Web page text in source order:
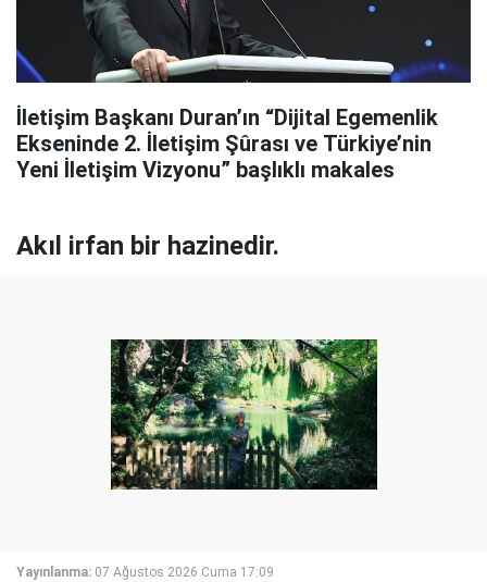
İletişim Başkanı Duran’ın “Dijital Egemenlik
Ekseninde 2. İletişim Şûrası ve Türkiye’nin
Yeni İletişim Vizyonu” başlıklı makales
Akıl irfan bir hazinedir.
Yayınlanma: 07 Ağustos 2026 Cuma 17:09